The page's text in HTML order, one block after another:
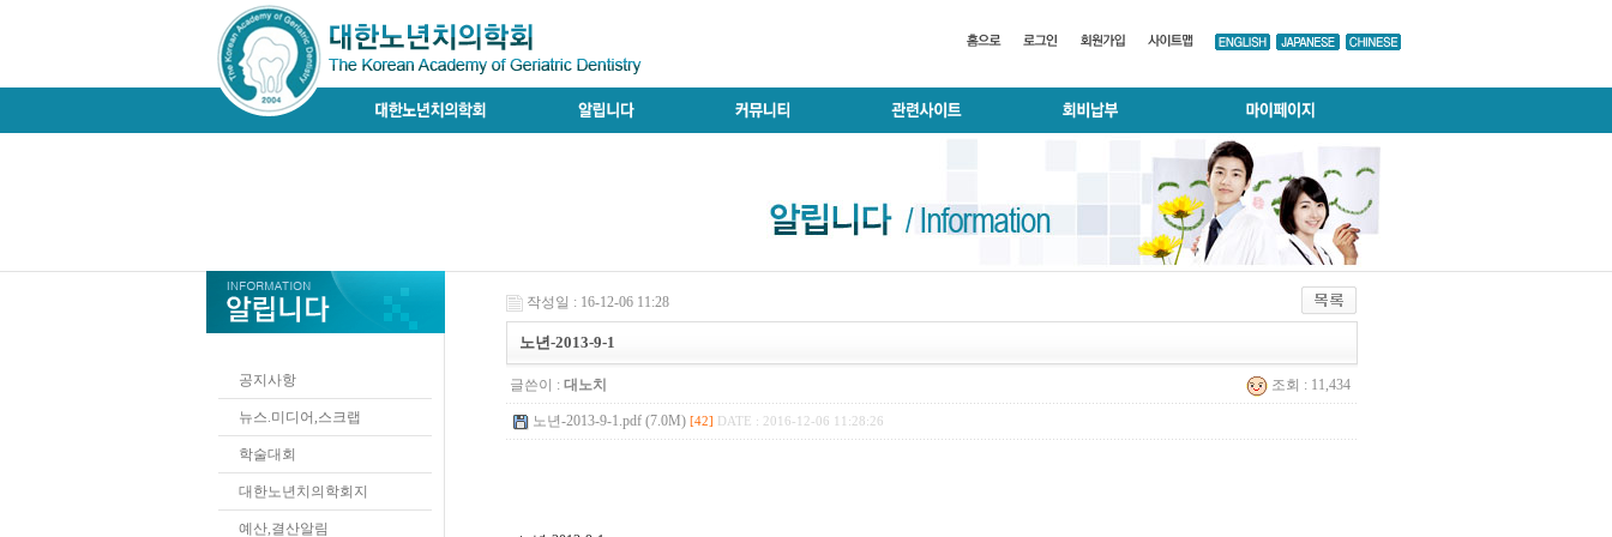
공지사항
뉴스.미디어,스크랩
학술대회
대한노년치의학회지
예산,결산알림
작성일 : 16-12-06 11:28
노년-2013-9-1
글쓴이 : 대노치 조회 : 11,434
노년-2013-9-1.pdf (7.0M) [42] DATE : 2016-12-06 11:28:26